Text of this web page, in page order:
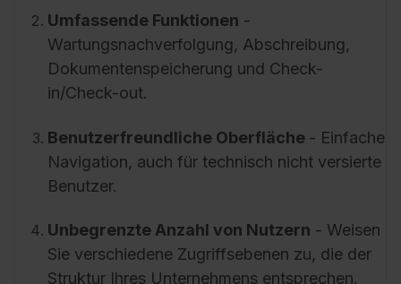
Umfassende Funktionen -
Wartungsnachverfolgung, Abschreibung,
Dokumentenspeicherung und Check-
in/Check-out.
Benutzerfreundliche Oberfläche - Einfache
Navigation, auch für technisch nicht versierte
Benutzer.
Unbegrenzte Anzahl von Nutzern - Weisen
Sie verschiedene Zugriffsebenen zu, die der
Struktur Ihres Unternehmens entsprechen.